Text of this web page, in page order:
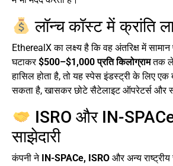
लॉन्च कॉस्ट में क्रांति
EtherealX का लक्ष्य है कि वह अंतरिक्ष में
घटाकर$500–$1,000 प्रति किलोग्रामतक ले
हासिल होता है, तो यह स्पेस इंडस्ट्री के लिए एक
सकता है, खासकर छोटे सैटेलाइट ऑपरेटर्स और
ISRO और IN-
साझेदारी
कंपनी ने IN-SPACe, ISRO और अन्य